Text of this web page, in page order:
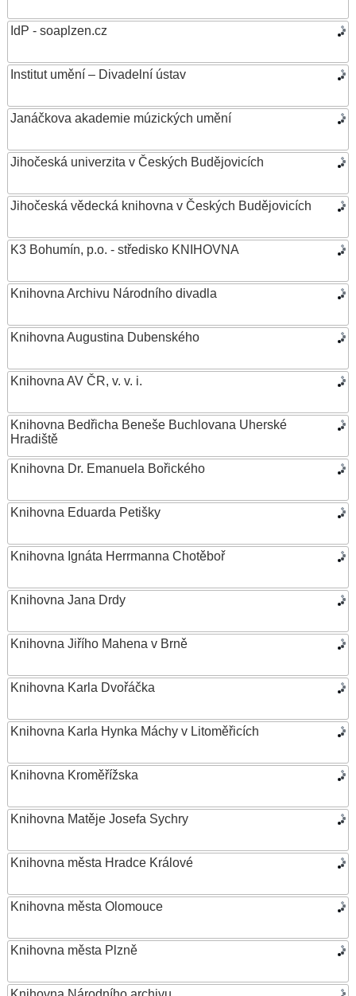
IdP - soaplzen.cz
Institut umění – Divadelní ústav
Janáčkova akademie múzických umění
Jihočeská univerzita v Českých Budějovicích
Jihočeská vědecká knihovna v Českých Budějovicích
K3 Bohumín, p.o. - středisko KNIHOVNA
Knihovna Archivu Národního divadla
Knihovna Augustina Dubenského
Knihovna AV ČR, v. v. i.
Knihovna Bedřicha Beneše Buchlovana Uherské
Hradiště
Knihovna Dr. Emanuela Bořického
Knihovna Eduarda Petišky
Knihovna Ignáta Herrmanna Chotěboř
Knihovna Jana Drdy
Knihovna Jiřího Mahena v Brně
Knihovna Karla Dvořáčka
Knihovna Karla Hynka Máchy v Litoměřicích
Knihovna Kroměřížska
Knihovna Matěje Josefa Sychry
Knihovna města Hradce Králové
Knihovna města Olomouce
Knihovna města Plzně